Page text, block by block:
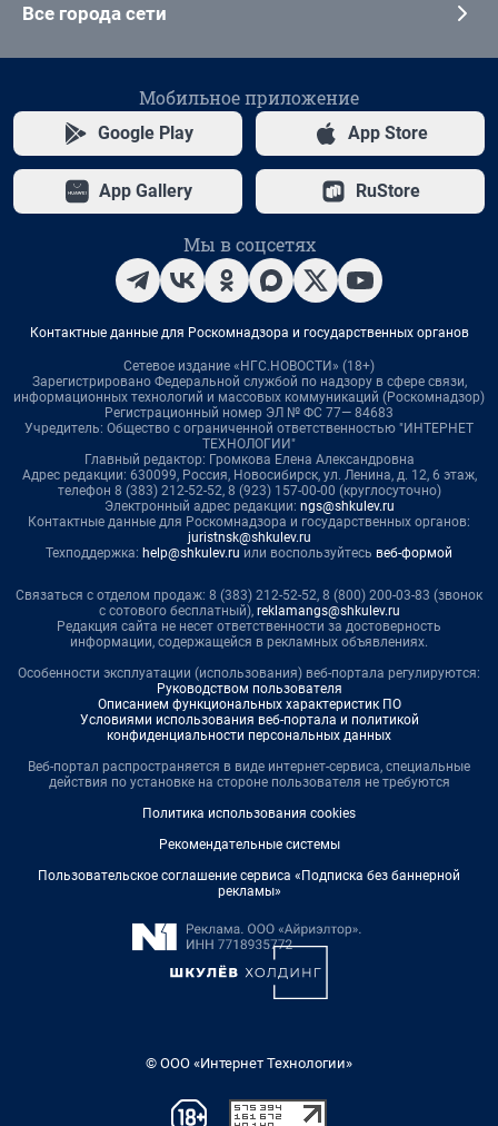
Все города сети
Мобильное приложение
Google Play App Store
App Gallery RuStore
Мы в соцсетях
Контактные данные для Роскомнадзора и государственных органов
Сетевое издание «НГС.НОВОСТИ» (18+)
Зарегистрировано Федеральной службой по надзору в сфере связи,
информационных технологий и массовых коммуникаций (Роскомнадзор)
Регистрационный номер ЭЛ № ФС 77— 84683
Учредитель: Общество с ограниченной ответственностью "ИНТЕРНЕТ
ТЕХНОЛОГИИ"
Главный редактор: Громкова Елена Александровна
Адрес редакции: 630099, Россия, Новосибирск, ул. Ленина, д. 12, 6 этаж,
телефон 8 (383) 212-52-52, 8 (923) 157-00-00 (круглосуточно)
Электронный адрес редакции: ngs@shkulev.ru
Контактные данные для Роскомнадзора и государственных органов:
juristnsk@shkulev.ru
Техподдержка: help@shkulev.ru или воспользуйтесь веб-формой
Связаться с отделом продаж: 8 (383) 212-52-52, 8 (800) 200-03-83 (звонок
с сотового бесплатный), reklamangs@shkulev.ru
Редакция сайта не несет ответственности за достоверность
информации, содержащейся в рекламных объявлениях.
Особенности эксплуатации (использования) веб-портала регулируются:
Руководством пользователя
Описанием функциональных характеристик ПО
Условиями использования веб-портала и политикой
конфиденциальности персональных данных
Веб-портал распространяется в виде интернет-сервиса, специальные
действия по установке на стороне пользователя не требуются
Политика использования cookies
Рекомендательные системы
Пользовательское соглашение сервиса «Подписка без баннерной
рекламы»
© ООО «Интернет Технологии»